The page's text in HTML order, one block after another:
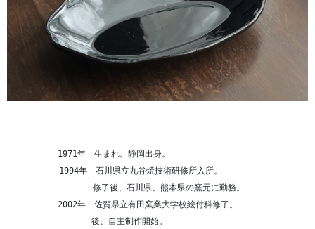
1971年　生まれ。静岡出身。
1994年　石川県立九谷焼技術研修所入所。
修了後、石川県、熊本県の窯元に勤務。
2002年　佐賀県立有田窯業大学校絵付科修了。
後、自主制作開始。